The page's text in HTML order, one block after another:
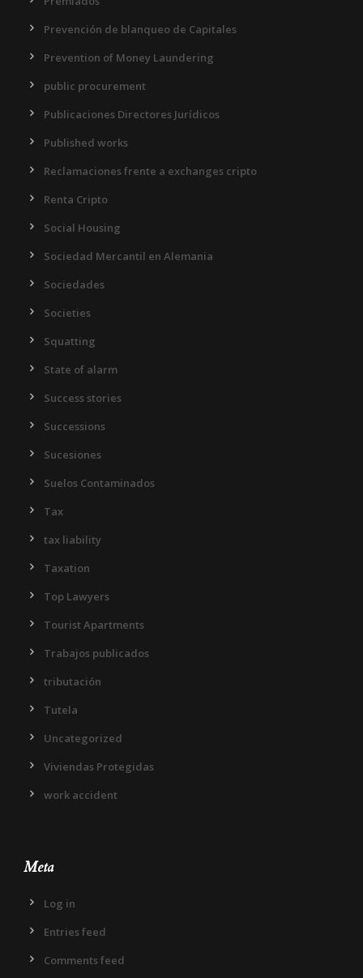
Prevención de blanqueo de Capitales
Prevention of Money Laundering
public procurement
Publicaciones Directores Jurídicos
Published works
Reclamaciones frente a exchanges cripto
Renta Cripto
Social Housing
Sociedad Mercantil en Alemania
Sociedades
Societies
Squatting
State of alarm
Success stories
Successions
Sucesiones
Suelos Contaminados
Tax
tax liability
Taxation
Top Lawyers
Tourist Apartments
Trabajos publicados
tributación
Tutela
Uncategorized
Viviendas Protegidas
work accident
Meta
Log in
Entries feed
Comments feed